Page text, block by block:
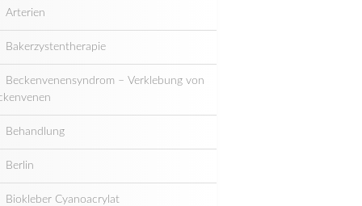
Arterien
Bakerzystentherapie
Beckenvenensyndrom – Verklebung von
Behandlung
Berlin
Biokleber Cyanoacrylat